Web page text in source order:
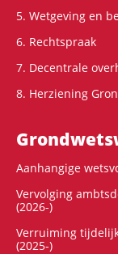
5. Wetgeving en
6. Rechtspraak
7. Decentrale
8. Herziening
Aanhangige
Vervolging
(2026-)
Verruiming
(2025-)